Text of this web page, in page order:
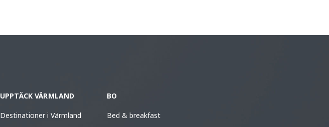
UPPTÄCK VÄRMLAND
Destinationer i Värmland
BO
Bed & breakfast